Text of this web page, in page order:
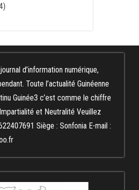
d’information numérique,
Toute l’actualité Guinéenne
Guinée3 c’est comme le chiffre
et Neutralité Veuillez
Siège : Sonfonia E-mail :